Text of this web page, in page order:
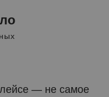
— не самое